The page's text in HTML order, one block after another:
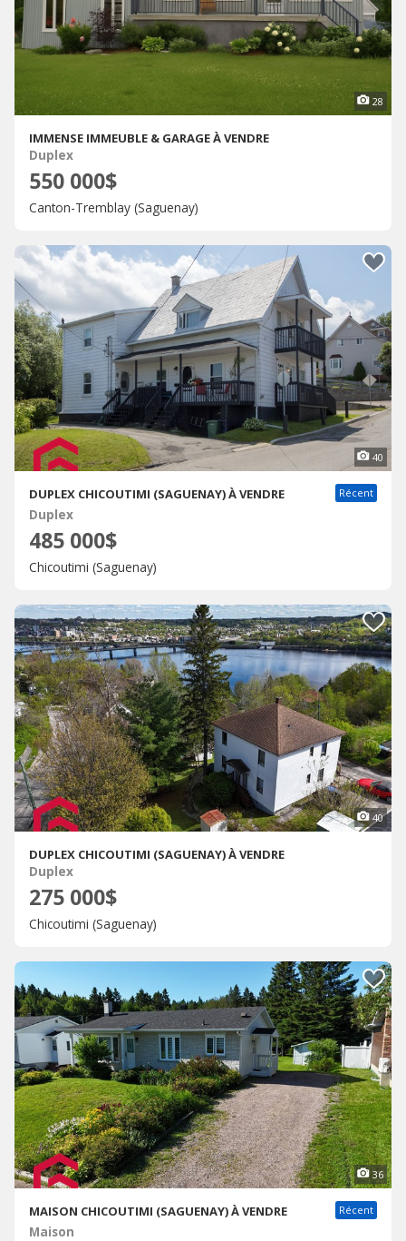
28
IMMENSE IMMEUBLE & GARAGE À VENDRE
Duplex
550 000$
Canton-Tremblay (Saguenay)
40
DUPLEX CHICOUTIMI (SAGUENAY) À VENDRE Récent
Duplex
485 000$
Chicoutimi (Saguenay)
40
DUPLEX CHICOUTIMI (SAGUENAY) À VENDRE
Duplex
275 000$
Chicoutimi (Saguenay)
36
MAISON CHICOUTIMI (SAGUENAY) À VENDRE Récent
Maison